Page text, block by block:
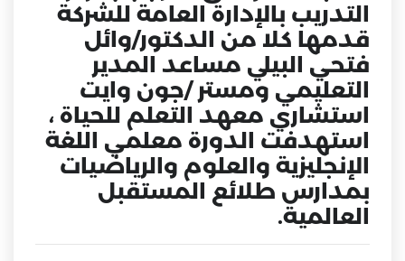
التدريب بالإدارة العامة للشركة
قدمها كلا من الدكتور/وائل
فتحي البيلي مساعد المدير
التعليمي ومستر /جون وايت
استشاري معهد التعلم للحياة ،
استهدفت الدورة معلمي اللغة
الإنجليزية والعلوم والرياضيات
بمدارس طلائع المستقبل
العالمية.